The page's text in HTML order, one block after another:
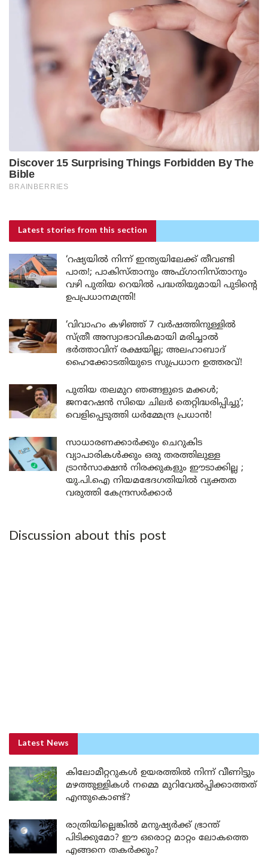
Latest stories from this section
‘റഷ്യയിൽ നിന്ന് ഇന്ത്യയിലേക്ക് തീവണ്ടി
പാത!; പാകിസ്താനും അഫ്ഗാനിസ്താനും
വഴി പുതിയ റെയിൽ പദ്ധതിയുമായി പുടിന്റെ
ഉപപ്രധാനമന്ത്രി!
‘വിവാഹം കഴിഞ്ഞ് 7 വർഷത്തിനുള്ളിൽ
സ്ത്രീ അസ്വാഭാവികമായി മരിച്ചാൽ
ഭർത്താവിന് രക്ഷയില്ല; അലഹാബാദ്
ഹൈക്കോടതിയുടെ സുപ്രധാന ഉത്തരവ്!
പുതിയ തലമുറ ഞങ്ങളുടെ മക്കൾ;
ജനറേഷൻ സിയെ ചിലർ തെറ്റിദ്ധരിപ്പിച്ചു’;
വെളിപ്പെടുത്തി ധർമ്മേന്ദ്ര പ്രധാൻ!
സാധാരണക്കാർക്കും ചെറുകിട
വ്യാപാരികൾക്കും ഒരു തരത്തിലുള്ള
ട്രാൻസാക്ഷൻ നിരക്കുകളും ഈടാക്കില്ല ;
യു.പി.ഐ നിയമഭേദഗതിയിൽ വ്യക്തത
വരുത്തി കേന്ദ്രസർക്കാർ
Discussion about this post
Latest News
കിലോമീറ്ററുകൾ ഉയരത്തിൽ നിന്ന് വീണിട്ടും
മഴത്തുള്ളികൾ നമ്മെ മുറിവേൽപ്പിക്കാത്തത്
എന്തുകൊണ്ട്?
രാത്രിയില്ലെങ്കിൽ മനുഷ്യർക്ക് ഭ്രാന്ത്
പിടിക്കുമോ? ഈ ഒരൊറ്റ മാറ്റം ലോകത്തെ
എങ്ങനെ തകർക്കും?